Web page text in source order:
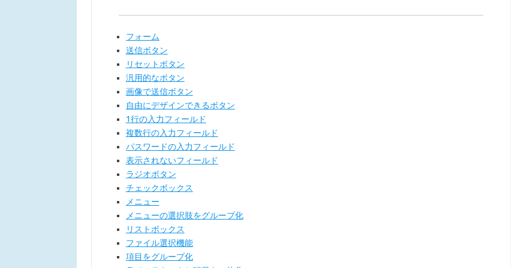
フォーム
送信ボタン
リセットボタン
汎用的なボタン
画像で送信ボタン
自由にデザインできるボタン
1行の入力フィールド
複数行の入力フィールド
パスワードの入力フィールド
表示されないフィールド
ラジオボタン
チェックボックス
メニュー
メニューの選択肢をグループ化
リストボックス
ファイル選択機能
項目をグループ化